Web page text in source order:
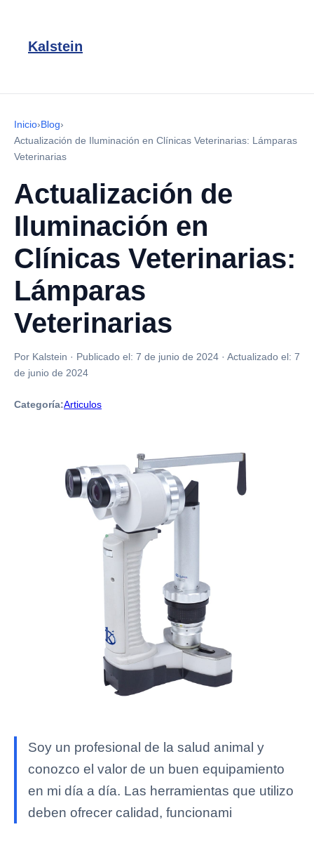
Kalstein
Inicio›Blog›
Actualización de Iluminación en Clínicas Veterinarias: Lámparas
Veterinarias
Actualización de
Iluminación en
Clínicas Veterinarias:
Lámparas
Veterinarias
Por Kalstein · Publicado el: 7 de junio de 2024 · Actualizado el: 7
de junio de 2024
Categoría:Articulos
Soy un profesional de la salud animal y
conozco el valor de un buen equipamiento
en mi día a día. Las herramientas que utilizo
deben ofrecer calidad, funcionami